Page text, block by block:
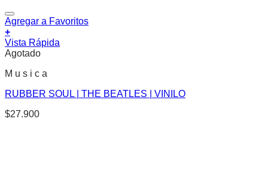
Agregar a Favoritos
+
Vista Rápida
Agotado
M u s i c a
RUBBER SOUL | THE BEATLES | VINILO
$27.900